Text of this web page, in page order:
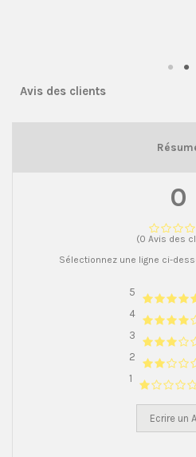
Avis des clients
0
(0 Avis des
Sélectionnez une ligne ci-
5
4
3
2
1
Ecrire un